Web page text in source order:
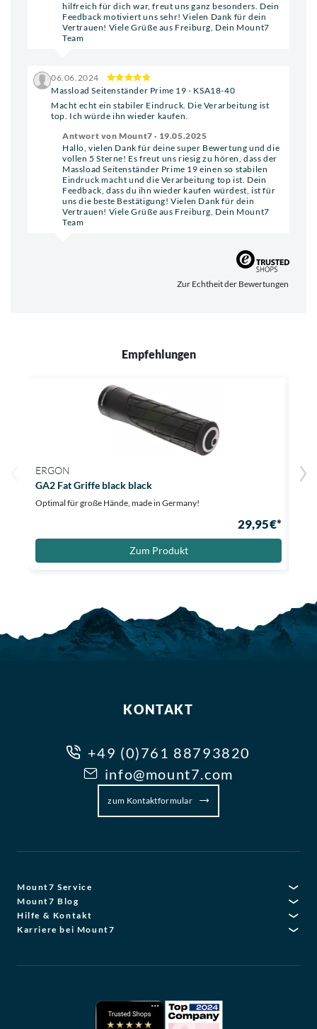
hilfreich für dich war, freut uns ganz besonders. Dein
Feedback motiviert uns sehr! Vielen Dank für dein
Vertrauen! Viele Grüße aus Freiburg, Dein Mount7
Team
06.06.2024
Massload Seitenständer Prime 19 - KSA18-40
Macht echt ein stabiler Eindruck. Die Verarbeitung ist
top. Ich würde ihn wieder kaufen.
Antwort von Mount7 · 19.05.2025
Hallo, vielen Dank für deine super Bewertung und die
vollen 5 Sterne! Es freut uns riesig zu hören, dass der
Massload Seitenständer Prime 19 einen so stabilen
Eindruck macht und die Verarbeitung top ist. Dein
Feedback, dass du ihn wieder kaufen würdest, ist für
uns die beste Bestätigung! Vielen Dank für dein
Vertrauen! Viele Grüße aus Freiburg, Dein Mount7
Team
Zur Echtheit der Bewertungen
Empfehlungen
ERGON
GA2 Fat Griffe black black
Optimal für große Hände, made in Germany!
29,95 €*
Zum Produkt
KONTAKT
+49 (0)761 88793820
info@mount7.com
zum Kontaktformular
Mount7 Service
Mount7 Blog
Hilfe & Kontakt
Karriere bei Mount7